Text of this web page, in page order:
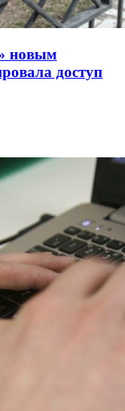
новым
доступ